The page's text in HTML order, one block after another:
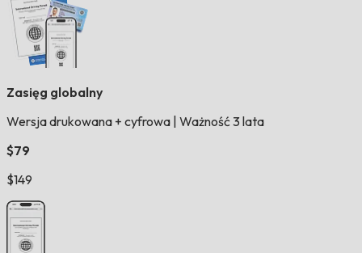
Zasięg globalny
Wersja drukowana + cyfrowa Ważność 3 lata
$79
$149